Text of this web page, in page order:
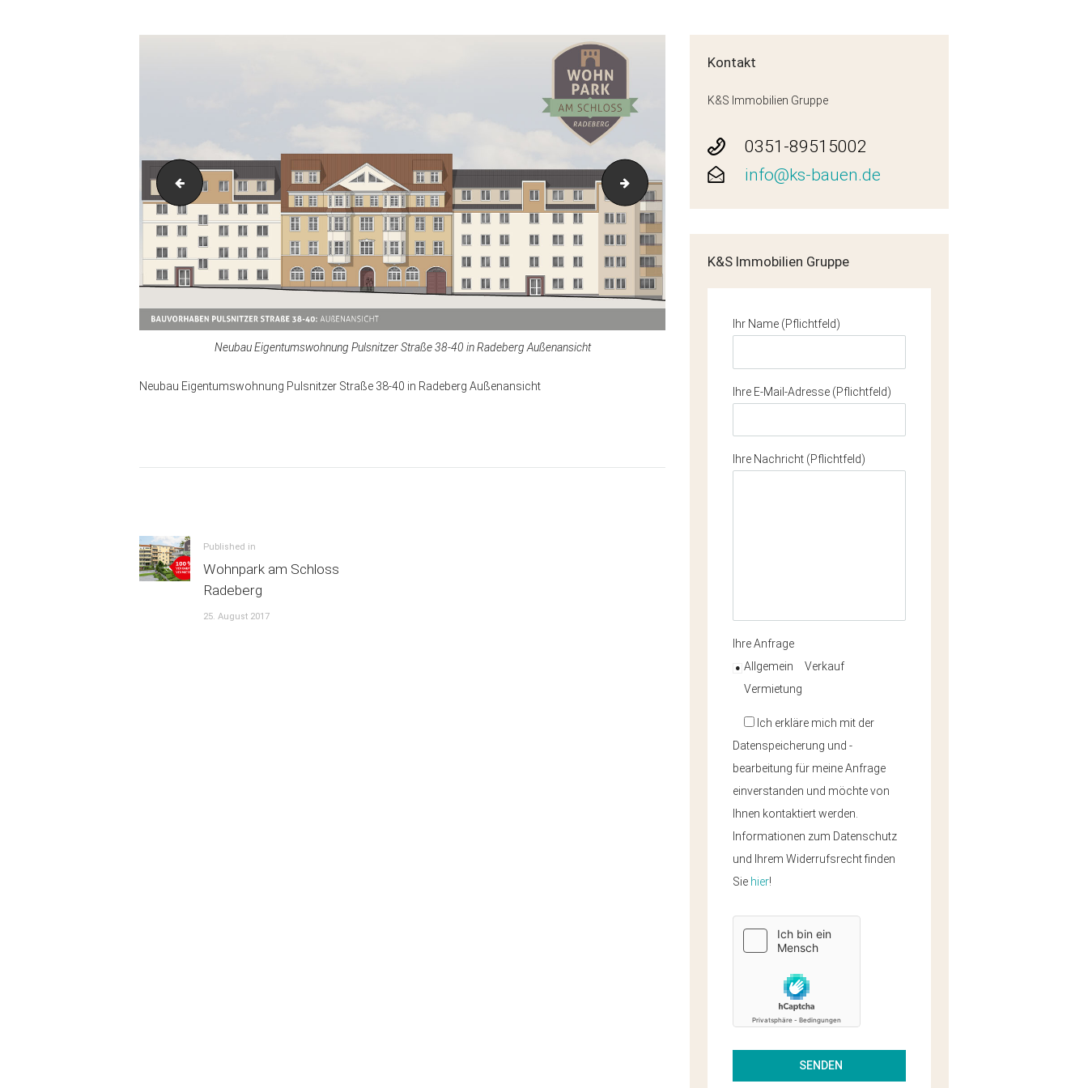
P38_WE15_Visualisierung_Schlafzimmer P40H2_Visualisierung_Straßenansicht
Neubau Eigentumswohnung Pulsnitzer Straße 38-40 in Radeberg Außenansicht
Neubau Eigentumswohnung Pulsnitzer Straße 38-40 in Radeberg Außenansicht
Published in
post:
Wohnpark am Schloss
Radeberg
25. August 2017
Kontakt
K&S Immobilien Gruppe
0351-89515002
info@ks-bauen.de
K&S Immobilien Gruppe
Ihr Name (Pflichtfeld)
Ihre E-Mail-Adresse (Pflichtfeld)
Ihre Nachricht (Pflichtfeld)
Ihre Anfrage
Allgemein
Verkauf
Vermietung
Ich erkläre mich mit der
Datenspeicherung und -
bearbeitung für meine Anfrage
einverstanden und möchte von
Ihnen kontaktiert werden.
Informationen zum Datenschutz
und Ihrem Widerrufsrecht finden
Sie hier!